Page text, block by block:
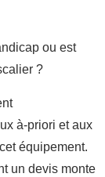
ou est
?
à-priori et aux
équipement.
un devis monte